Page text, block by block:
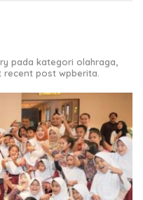
pada kategori olahraga,
post wpberita.